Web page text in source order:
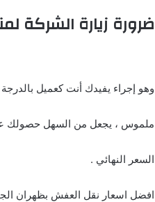
ضرورة زيارة الشركة
وهو إجراء يفيدك أنت كعميل
ملموس ، يجعل من السهل حصولك
السعر النهائي .
افضل اسعار نقل العفش بظهران